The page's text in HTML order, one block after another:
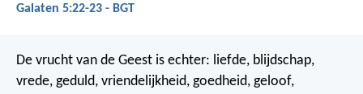
Galaten 5:22-23 - BGT
De vrucht van de Geest is echter: liefde, blijdschap,
vrede, geduld, vriendelijkheid, goedheid, geloof,